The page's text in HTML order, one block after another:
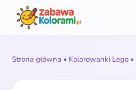
Strona główna » Kolorowanki Lego »